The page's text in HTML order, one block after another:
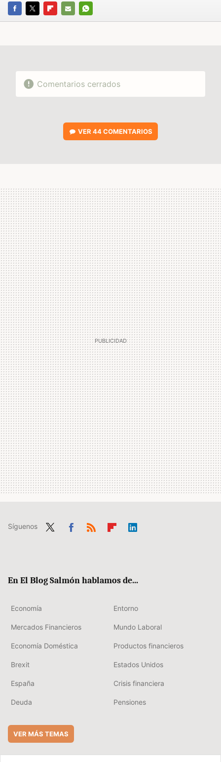
FACEBOOK
TWITTERFLIPBOARD
E-
WHATSAPP
Comentarios cerrados
VER44 COMENTARIOS
Síguenos
En El Blog Salmón hablamos de...
Economía Entorno
Mercados Financieros Mundo Laboral
Economía Doméstica Productos financieros
Brexit Estados Unidos
España Crisis financiera
Deuda Pensiones
VER MÁS TEMAS